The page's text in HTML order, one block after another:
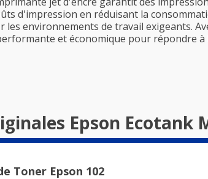
d'impression en réduisant la
environnements de travail exigeants.
et économique pour répondre à
Epson Ecotank
Toner Epson 102